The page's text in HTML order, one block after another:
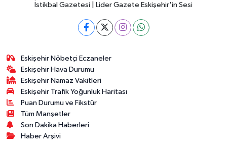
İstikbal Gazetesi | Lider Gazete Eskişehir'in Sesi
Eskişehir Nöbetçi Eczaneler
Eskişehir Hava Durumu
Eskişehir Namaz Vakitleri
Eskişehir Trafik Yoğunluk Haritası
Puan Durumu ve Fikstür
Tüm Manşetler
Son Dakika Haberleri
Haber Arşivi